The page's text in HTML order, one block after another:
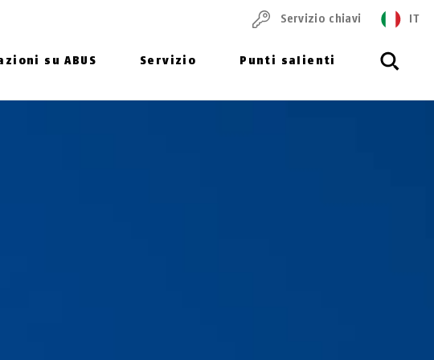
su ABUS Servizio Punti salienti
Servizio chiavi IT